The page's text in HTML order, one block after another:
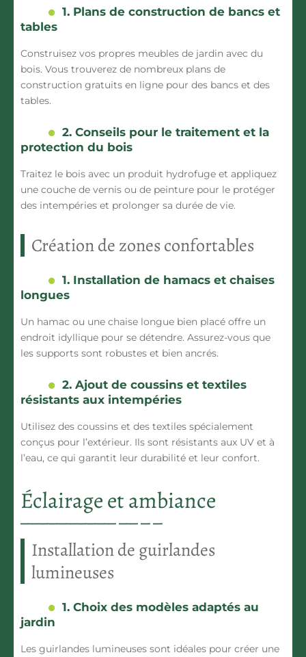
1. Plans de construction de bancs et
tables
Construisez vos propres meubles de jardin avec du
bois. Vous trouverez de nombreux plans de
construction gratuits en ligne pour des bancs et des
tables.
2. Conseils pour le traitement et la
protection du bois
Traitez le bois avec un produit hydrofuge et appliquez
une couche de vernis ou de peinture pour le protéger
des intempéries et prolonger sa durée de vie.
Création de zones confortables
1. Installation de hamacs et chaises
longues
Un hamac ou une chaise longue bien placé offre un
endroit idyllique pour se détendre. Assurez-vous que
les supports sont robustes et bien ancrés.
2. Ajout de coussins et textiles
résistants aux intempéries
Utilisez des coussins et des textiles spécialement
conçus pour l’extérieur. Ils sont résistants aux UV et à
l’eau, ce qui garantit leur durabilité et leur confort.
Éclairage et ambiance
Installation de guirlandes
lumineuses
1. Choix des modèles adaptés au
jardin
Les guirlandes lumineuses sont idéales pour créer une